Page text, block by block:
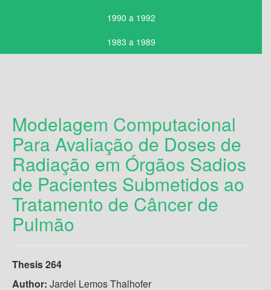
1990 a 1992
1983 a 1989
Modelagem Computacional
Para Avaliação de Doses de
Radiação em Órgãos Sadios
de Pacientes Submetidos ao
Tratamento de Câncer de
Pulmão
Thesis 264
Author: Jardel Lemos Thalhofer